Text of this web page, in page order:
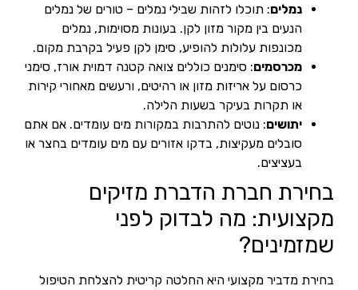
נמלים: תוכלו לזהות שבילי נמלים – טורים של נמלים
הנעים בין מקור מזון לקן. בעונות מסוימות, נמלים
מכונפות עלולות להופיע, סימן לקן פעיל בקרבת מקום.
מכרסמים: סימנים כוללים צואה קטנה דמוית אורז, סימני
כרסום על אריזות מזון או רהיטים, ורעשים מאחורי קירות
או תקרות בעיקר בשעות הלילה.
יתושים: נוטים להתרבות במקורות מים עומדים. אם אתם
סובלים מעקיצות, בדקו אזורים עם מים עומדים בחצר או
בעציצים.
בחירת חברת הדברת מזיקים
מקצועית: מה לבדוק לפני
שמזמינים?
בחירת מדביר מקצועי היא החלטה קריטית להצלחת הטיפול